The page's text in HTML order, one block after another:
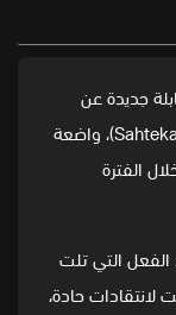
جديدة عن
(Sahtekarlar)، واضعة
الفترة
الفعل التي تلت
حادة،